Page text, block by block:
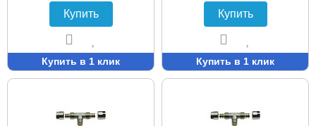
Купить
Купить в 1 клик
Купить
Купить в 1 клик